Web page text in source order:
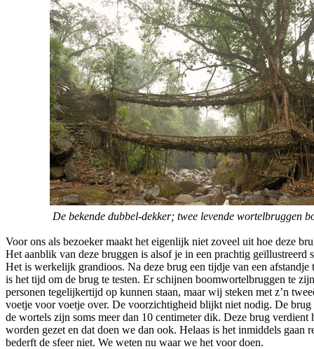
De bekende dubbel-dekker; twee levende wortelbruggen
Voor ons als bezoeker maakt het eigenlijk niet zoveel uit hoe deze
Het aanblik van deze bruggen is alsof je in een prachtig geïllustreerd
Het is werkelijk grandioos. Na deze brug een tijdje van een afstandje
is het tijd om de brug te testen. Er schijnen boomwortelbruggen te
personen tegelijkertijd op kunnen staan, maar wij steken met z’n
voetje voor voetje over. De voorzichtigheid blijkt niet nodig. De brug
de wortels zijn soms meer dan 10 centimeter dik. Deze brug verdient
worden gezet en dat doen we dan ook. Helaas is het inmiddels gaan
bederft de sfeer niet. We weten nu waar we het voor doen.